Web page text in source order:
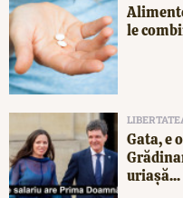
le
Gata, e
uriașă...